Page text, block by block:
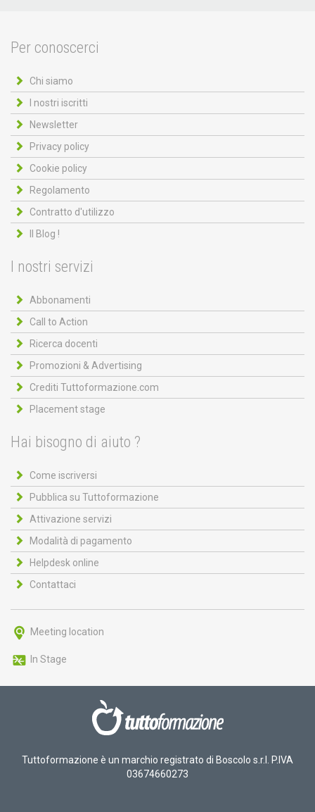
Per conoscerci
Chi siamo
I nostri iscritti
Newsletter
Privacy policy
Cookie policy
Regolamento
Contratto d'utilizzo
Il Blog !
I nostri servizi
Abbonamenti
Call to Action
Ricerca docenti
Promozioni & Advertising
Crediti Tuttoformazione.com
Placement stage
Hai bisogno di aiuto ?
Come iscriversi
Pubblica su Tuttoformazione
Attivazione servizi
Modalità di pagamento
Helpdesk online
Contattaci
Meeting location
In Stage
Tuttoformazione è un marchio registrato di Boscolo s.r.l. P.IVA
03674660273